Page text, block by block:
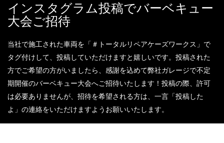
インスタグラム投稿でバーベキュー
大会ご招待
当社で施工された車両を「＃トータルリペアケーズワークス」で
タグ付けして、投稿していただけますと嬉しいです。投稿された
方でご希望の方がいましたら、感謝を込めて弊社ガレージで不定
期開催のバーベキュー大会へご招待いたします！投稿の際、許可
は必要ありませんが、招待を希望される方は、一言「投稿した
よ」の連絡をいただけますようお願いいたします。